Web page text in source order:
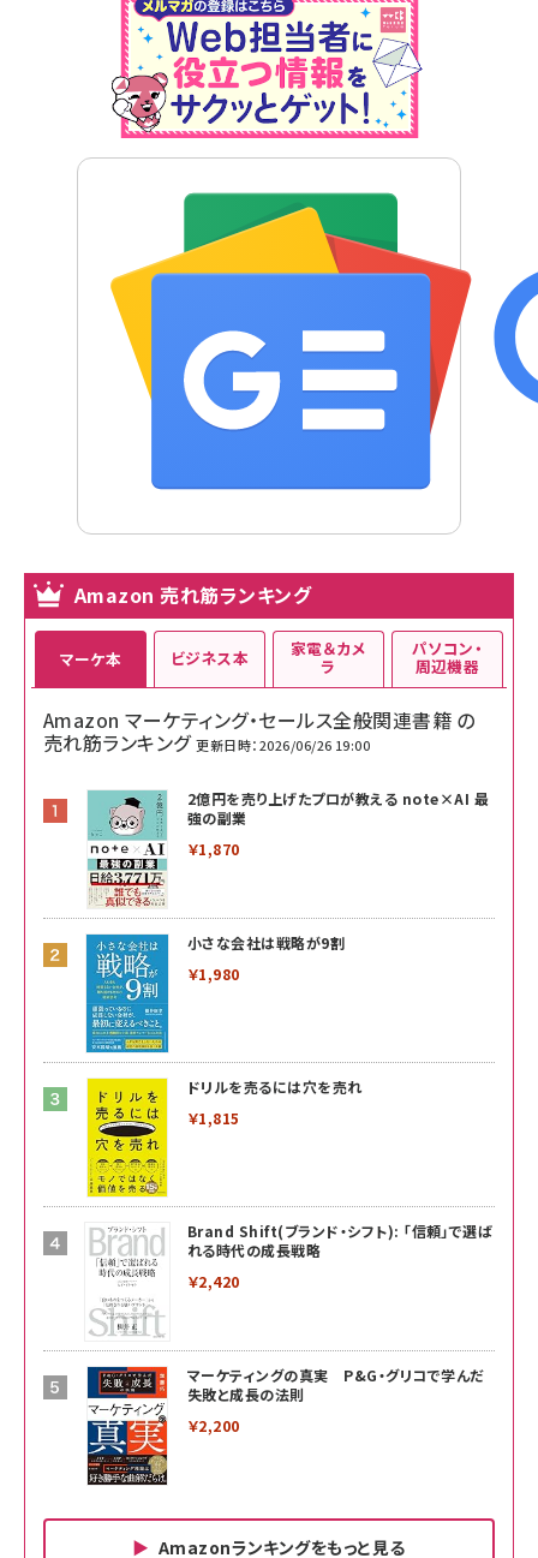
Amazon 売れ筋ランキング
マーケ本
Amazon マーケティング・セールス全般関連書籍 の
売れ筋ランキング 更新日時：2026/06/26 19:00
2億円を売り上げたプロが教える note×AI 最
強の副業
￥1,870
小さな会社は戦略が9割
￥1,980
ドリルを売るには穴を売れ
￥1,815
Brand Shift(ブランド・シフト): 「信頼」で選ば
れる時代の成長戦略
￥2,420
マーケティングの真実 P&G・グリコで学んだ
失敗と成長の法則
￥2,200
Amazonランキングをもっと見る
ビジネス本 家電＆カメ
ラ
パソコン・
周辺機器